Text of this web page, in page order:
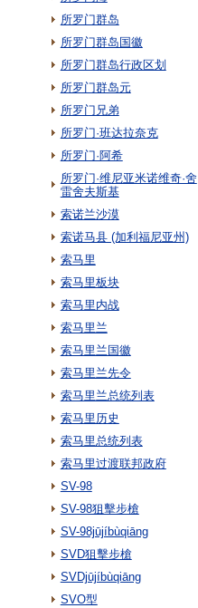
所罗门群岛
所罗门群岛国徽
所罗门群岛行政区划
所罗门群岛元
所罗门兄弟
所罗门·班达拉奈克
所罗门·阿希
所罗门·维尼亚米诺维奇·舍
雷舍夫斯基
索诺兰沙漠
索诺马县 (加利福尼亚州)
索马里
索马里板块
索马里内战
索马里兰
索马里兰国徽
索马里兰先令
索马里兰总统列表
索马里历史
索马里总统列表
索马里过渡联邦政府
SV-98
SV-98狙擊步槍
SV-98jūjíbùqiāng
SVD狙擊步槍
SVDjūjíbùqiāng
SVO型